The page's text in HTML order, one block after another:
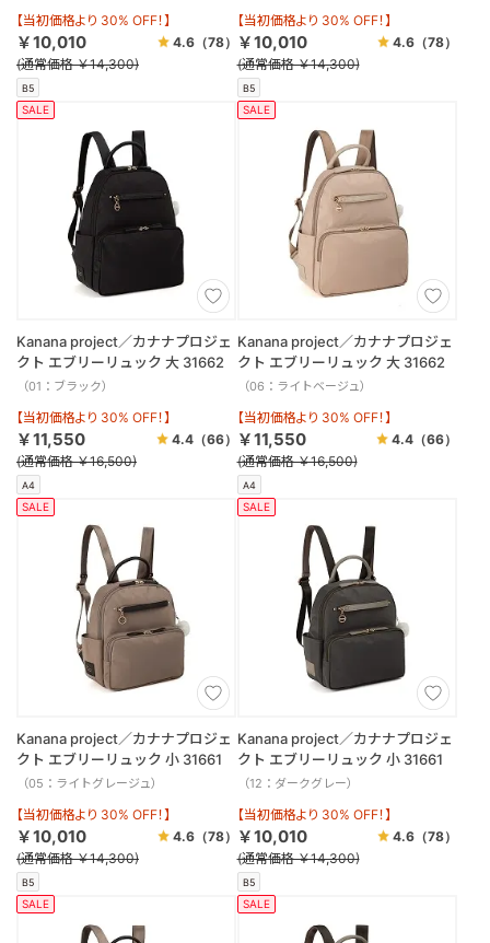
B5
【当初価格より 30% OFF！】
￥10,010 4.6（78）
(通常価格 ￥14,300)
B5
【当初価格より 30% OFF！】
￥10,010 4.6 （78）
(通常価格 ￥14,300)
SALE
A4
Kanana project／カナナプロジェ
クト エブリーリュック 大 31662
（01：ブラック）
【当初価格より 30% OFF！】
￥11,550 4.4（66）
(通常価格 ￥16,500)
SALE
A4
Kanana project／カナナプロジェ
クト エブリーリュック 大 31662
（06：ライトベージュ）
【当初価格より 30% OFF！】
￥11,550 4.4 （66）
(通常価格 ￥16,500)
SALE
B5
Kanana project／カナナプロジェ
クト エブリーリュック 小 31661
（05：ライトグレージュ）
【当初価格より 30% OFF！】
￥10,010 4.6（78）
(通常価格 ￥14,300)
SALE
B5
Kanana project／カナナプロジェ
クト エブリーリュック 小 31661
（12：ダークグレー）
【当初価格より 30% OFF！】
￥10,010 4.6 （78）
(通常価格 ￥14,300)
SALE SALE